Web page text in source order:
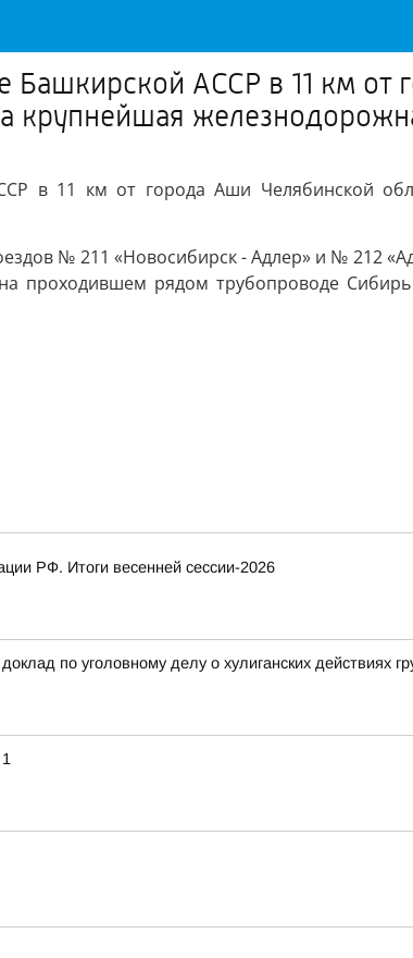
Башкирской АССР в 11 км от
в 11 км от города Аши Челябинской
№ 211 «Новосибирск - Адлер» и № 212
проходившем рядом трубопроводе
РФ. Итоги весенней сессии-2026
по уголовному делу о хулиганских действиях